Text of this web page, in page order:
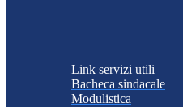
Link servizi utili
Bacheca sindacale
Modulistica